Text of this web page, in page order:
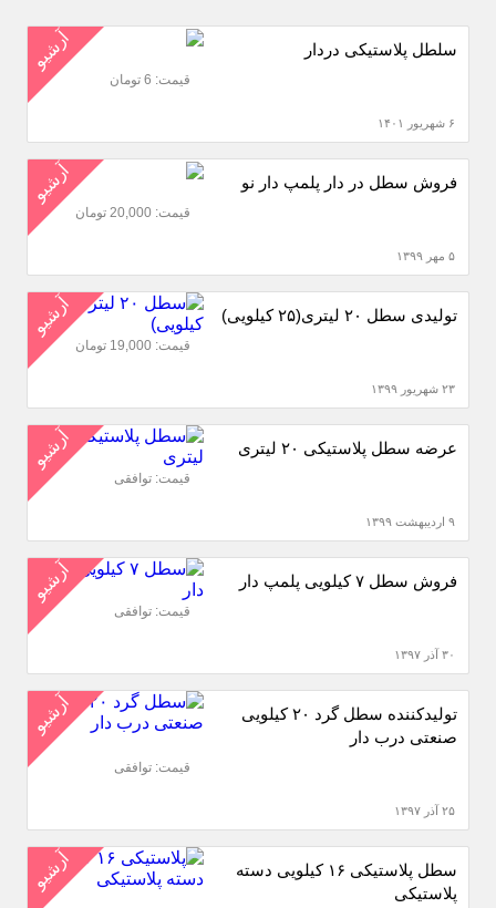
آرشیو سلطل پلاستیکی دردار
۶ شهریور ۱۴۰۱
قیمت: 6 تومان
آرشیو فروش سطل در دار پلمپ دار نو
۵ مهر ۱۳۹۹
قیمت: 20,000 تومان
آرشیو تولیدی سطل ۲۰ لیتری(۲۵ کیلویی)
۲۳ شهریور ۱۳۹۹
قیمت: 19,000 تومان
آرشیو عرضه سطل پلاستیکی ۲۰ لیتری
۹ اردیبهشت ۱۳۹۹
قیمت: توافقی
آرشیو فروش سطل ۷ کیلویی پلمپ دار
۳۰ آذر ۱۳۹۷
قیمت: توافقی
آرشیو
تولیدکننده سطل گرد ۲۰ کیلویی
صنعتی درب دار
۲۵ آذر ۱۳۹۷
قیمت: توافقی
آرشیو
سطل پلاستیکی ۱۶ کیلویی دسته
پلاستیکی